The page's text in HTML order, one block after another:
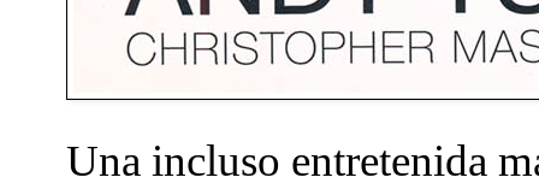
Una incluso entretenida